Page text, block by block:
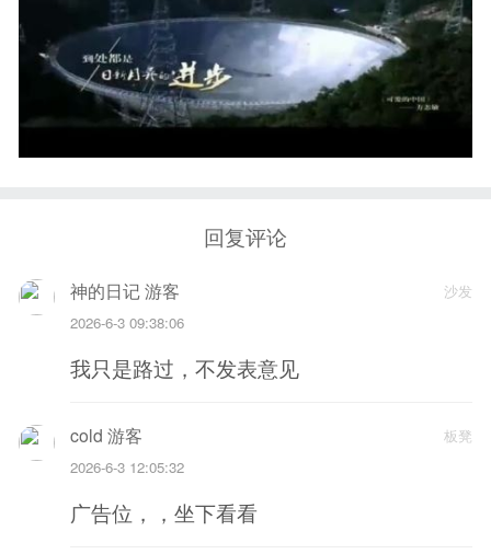
回复评论
沙发
神的日记 游客
2026-6-3 09:38:06
我只是路过，不发表意见
板凳
cold 游客
2026-6-3 12:05:32
广告位，，坐下看看